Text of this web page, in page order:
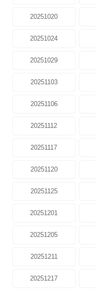
20251020
20251024
20251029
20251103
20251106
20251112
20251117
20251120
20251125
20251201
20251205
20251211
20251217